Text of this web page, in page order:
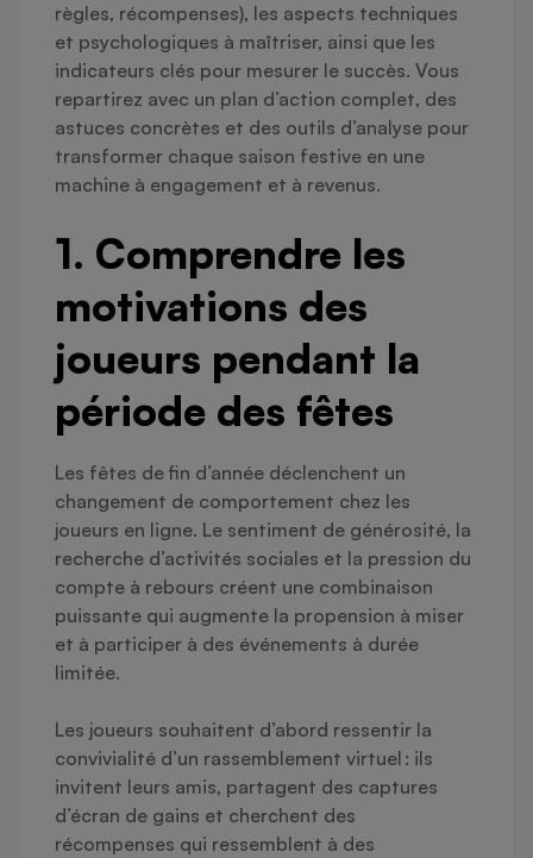
règles, récompenses), les aspects techniques
et psychologiques à maîtriser, ainsi que les
indicateurs clés pour mesurer le succès. Vous
repartirez avec un plan d’action complet, des
astuces concrètes et des outils d’analyse pour
transformer chaque saison festive en une
machine à engagement et à revenus.
1. Comprendre les
motivations des
joueurs pendant la
période des fêtes
Les fêtes de fin d’année déclenchent un
changement de comportement chez les
joueurs en ligne. Le sentiment de générosité, la
recherche d’activités sociales et la pression du
compte à rebours créent une combinaison
puissante qui augmente la propension à miser
et à participer à des événements à durée
limitée.
Les joueurs souhaitent d’abord ressentir la
convivialité d’un rassemblement virtuel : ils
invitent leurs amis, partagent des captures
d’écran de gains et cherchent des
récompenses qui ressemblent à des